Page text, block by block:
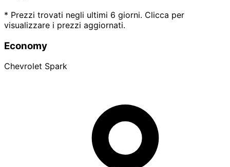
* Prezzi trovati negli ultimi 6 giorni. Clicca per
visualizzare i prezzi aggiornati.
Economy
Chevrolet Spark